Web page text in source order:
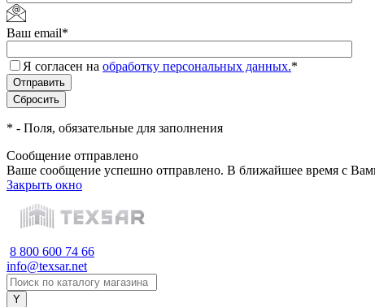
Ваш email*
Я согласен на обработку персональных данных.*
* - Поля, обязательные для заполнения
Сообщение отправлено
Ваше сообщение успешно отправлено. В ближайшее время с
Закрыть окно
8 800 600 74 66
info@texsar.net